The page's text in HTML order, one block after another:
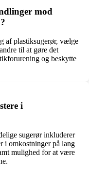
mod
af plastiksugerør, vælge
til at gøre det
og beskytte
i
sugerør inkluderer
i omkostninger på lang
mulighed for at være